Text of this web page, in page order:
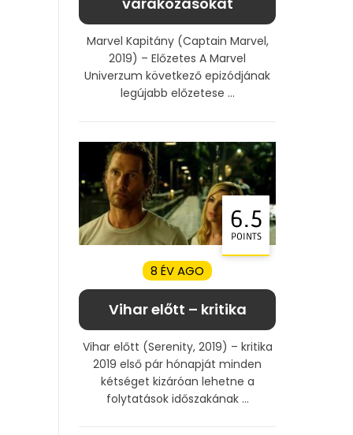
Marvel Kapitány (Captain Marvel,
2019) – Előzetes A Marvel
Univerzum következő epizódjának
legújabb előzetese ...
6.5
POINTS
8 ÉV AGO
Vihar előtt – kritika
Vihar előtt (Serenity, 2019) – kritika
2019 első pár hónapját minden
kétséget kizáróan lehetne a
folytatások időszakának ...